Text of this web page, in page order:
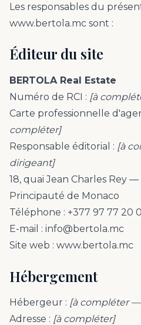
Les responsables du
www.bertola.mc sont :
Éditeur du site
BERTOLA Real Estate
Numéro de RCI : [à
Carte professionnelle
compléter]
Responsable éditorial : [à
dirigeant]
18, quai Jean Charles Rey
Principauté de Monaco
Téléphone : +377 97 77 20
E-mail : info@bertola.mc
Site web : www.bertola.mc
Hébergement
Hébergeur : [à compléter
Adresse : [à compléter]